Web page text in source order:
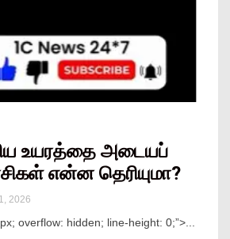
உயரத்தை அடையப்
என்ன தெரியுமா?
2026
overflow: hidden; line-height: 0;”> ...